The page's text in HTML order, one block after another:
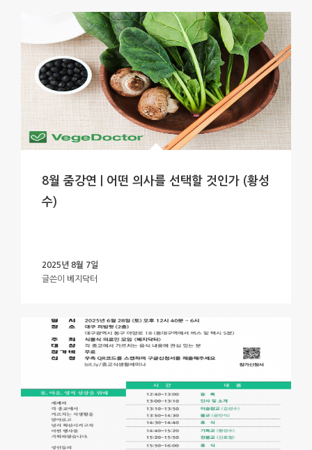
8월 줌강연 | 어떤 의사를 선택할 것인가 (황성
수)
2025년 8월 7일
글쓴이 베지닥터